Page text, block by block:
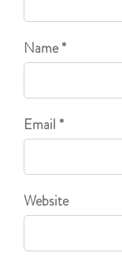
Name *
Email *
Website